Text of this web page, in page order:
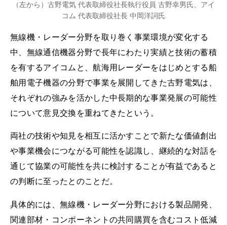
（左から）古野電気 代表取締役社長執行役員 古野幸男氏、アイ
コム 代表取締役社長 中岡洋詞氏
無線機・レーダー分野を取り巻く事業環境が変化する
中、無線通信機器分野で長年にわたり実績と技術の蓄積
を有するアイコムと、航海用レーダーをはじめとする船
舶用電子機器の分野で事業を展開してきた古野電気は、
それぞれの強みを活かした中長期的な事業発展の可能性
について意見交換を重ねてきたという。
両社の技術や知見を相互に活かすことで新たな価値創出
や事業機会につながる可能性を認識し、継続的な対話を
通じて協業の可能性を共に検討することが有益であると
の判断に至ったとのことだ。
具体的には、無線機・レーダー分野における製品開発、
関連部材・コンポーネントの共同購買を含むコスト低減